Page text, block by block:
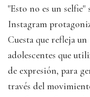
"Esto no es un selfie"
Instagram
Cuesta que refleja
adolescentes que
de expresión, para
través del